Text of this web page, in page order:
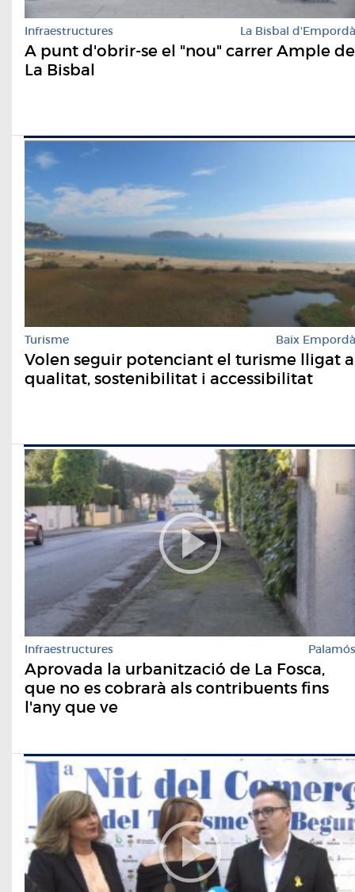
Infraestructures La Bisbal d'Empordà
A punt d'obrir-se el "nou" carrer Ample de
La Bisbal
Turisme Baix Empordà
Volen seguir potenciant el turisme lligat a
qualitat, sostenibilitat i accessibilitat
Infraestructures Palamós
Aprovada la urbanització de La Fosca,
que no es cobrarà als contribuents fins
l'any que ve